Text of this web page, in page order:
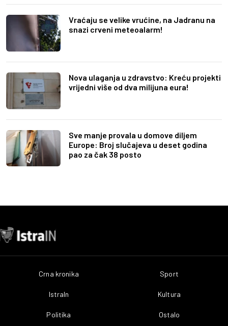
Vraćaju se velike vrućine, na Jadranu na
snazi crveni meteoalarm!
Nova ulaganja u zdravstvo: Kreću projekti
vrijedni više od dva milijuna eura!
Sve manje provala u domove diljem
Europe: Broj slučajeva u deset godina
pao za čak 38 posto
Crna kronika
IstraIn
Politika
Sport
Kultura
Ostalo